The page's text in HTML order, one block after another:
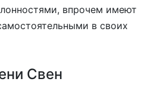
впрочем имеют
в своих
Свен